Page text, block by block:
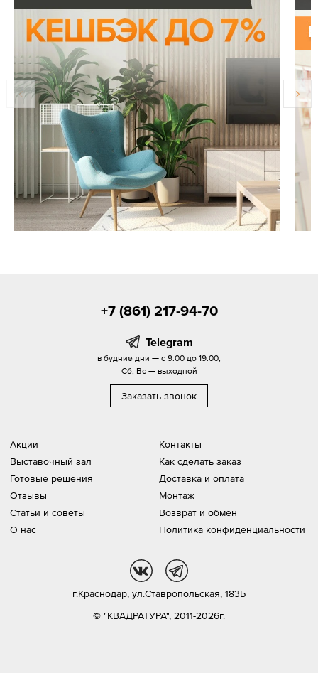
Акции
Выставочный зал
Готовые решения
Отзывы
Статьи и советы
О нас
Контакты
Как сделать заказ
Доставка и оплата
Монтаж
Возврат и обмен
Политика конфиденциальности
+7 (861) 217-94-70
Telegram
в будние дни — с 9.00 до 19.00,
Сб, Вс — выходной
Заказать звонок
© "КВАДРАТУРА", 2011-2026г.
г.Краснодар, ул.Ставропольская, 183Б
vk